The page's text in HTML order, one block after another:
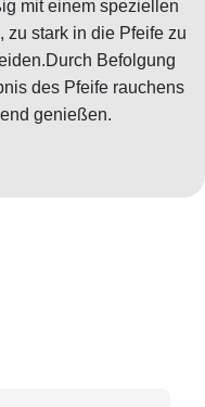
mit einem speziellen
zu stark in die Pfeife zu
Befolgung
des Pfeife rauchens
genießen.